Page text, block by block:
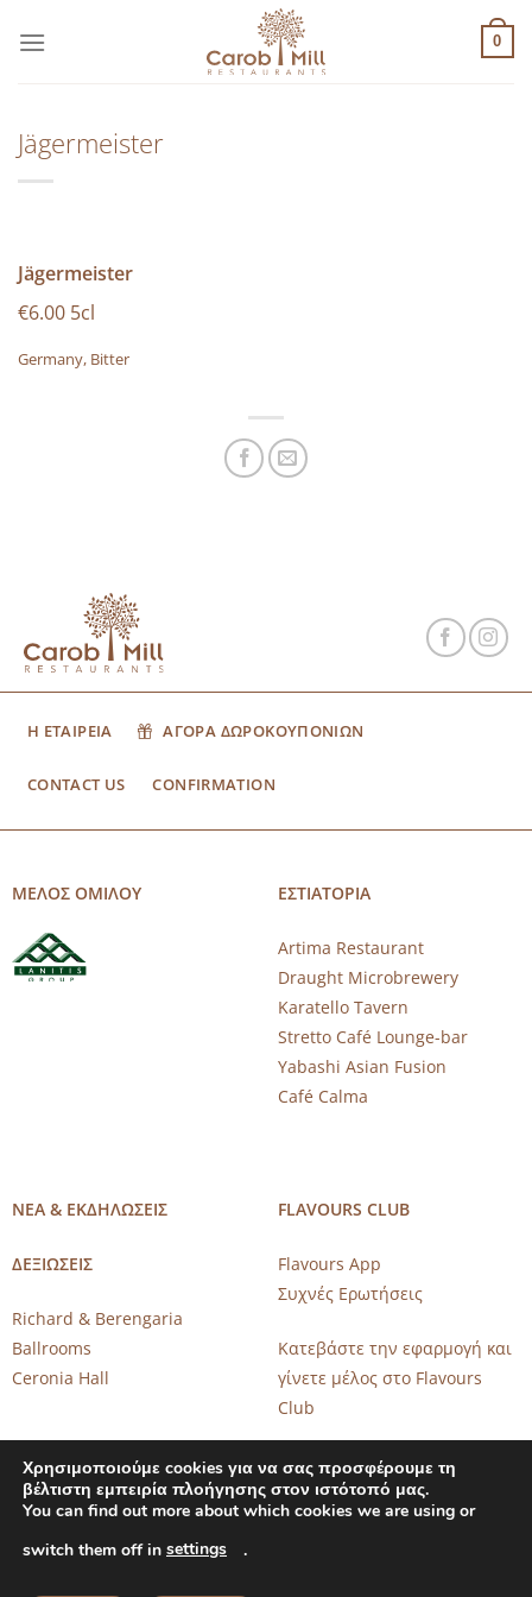
στο
0
Jägermeister
Jägermeister
€6.00 5cl
Germany, Bitter
Η ΕΤΑΙΡΕΙΑ ΑΓΟΡΑ ΔΩΡΟΚΟΥΠΟΝΙΩΝ
CONTACT US CONFIRMATION
ΜΕΛΟΣ ΟΜΙΛΟΥ ΕΣΤΙΑΤΟΡΙΑ
Artima Restaurant
Draught Microbrewery
Karatello Tavern
Stretto Café Lounge-bar
Yabashi Asian Fusion
Café Calma
ΝΕΑ & ΕΚΔΗΛΩΣΕΙΣ
ΔΕΞΙΩΣΕΙΣ
Richard & Berengaria
Ballrooms
Ceronia Hall
FLAVOURS CLUB
Flavours App
Συχνές Ερωτήσεις
Κατεβάστε την εφαρμογή και
γίνετε μέλος στο Flavours
Club
Χρησιμοποιούμε cookies για να σας προσφέρουμε τη
βέλτιστη εμπειρία πλοήγησης στον ιστότοπό μας.
You can find out more about which cookies we are using or
switch them off in settings .